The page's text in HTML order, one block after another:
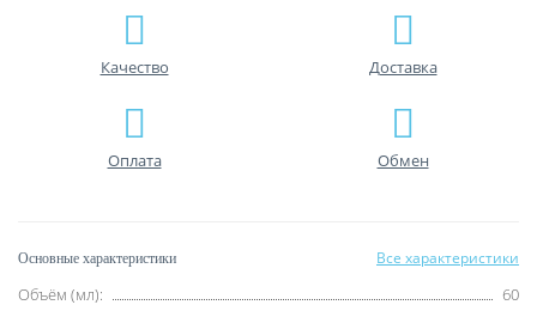
Качество Доставка
Оплата Обмен
Основные характеристики Все характеристики
Объём (мл):
60